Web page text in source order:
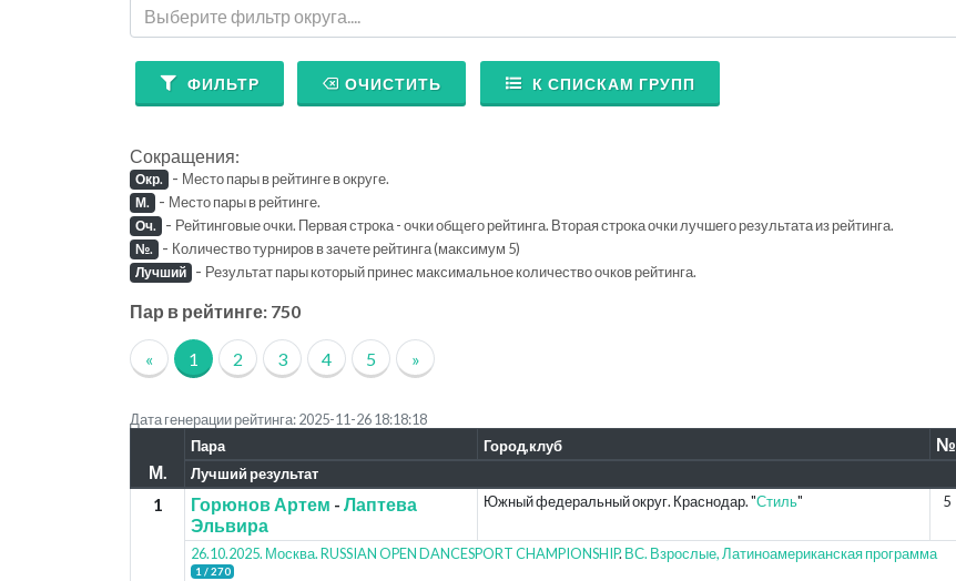
Выберите фильтр округа....
ФИЛЬТР ОЧИСТИТЬ К СПИСКАМ ГРУПП
Сокращения:
Окр. - Место пары в рейтинге в округе.
М. - Место пары в рейтинге.
Оч. - Рейтинговые очки. Первая строка - очки общего рейтинга. Вторая строка очки лучшего результата из рейтинга.
№. - Количество турниров в зачете рейтинга (максимум 5)
Лучший - Результат пары который принес максимальное количество очков рейтинга.
Пар в рейтинге: 750
« 1 2 3 4 5 »
Дата генерации рейтинга: 2025-11-26 18:18:18
М.
Пара Город,клуб №
Лучший результат
1 Горюнов Артем - Лаптева
Эльвира
Южный федеральный округ. Краснодар. "Стиль" 5
26.10.2025. Москва. RUSSIAN OPEN DANCESPORT CHAMPIONSHIP. ВС. Взрослые, Латиноамериканская программа
1 / 270